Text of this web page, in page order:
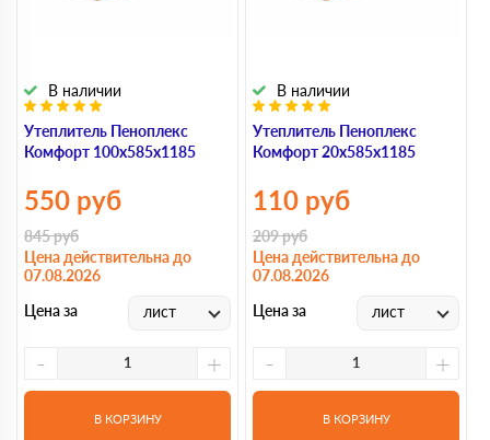
Утеплитель Пеноплекс
Комфорт 100х585х1185
В наличии
550 руб
845руб
Цена действительна до
07.08.2026
Цена за
лист
- +
В КОРЗИНУ
Утеплитель Пеноплекс
Комфорт 20х585х1185
В наличии
110 руб
209руб
Цена действительна до
07.08.2026
Цена за
лист
- +
В КОРЗИНУ